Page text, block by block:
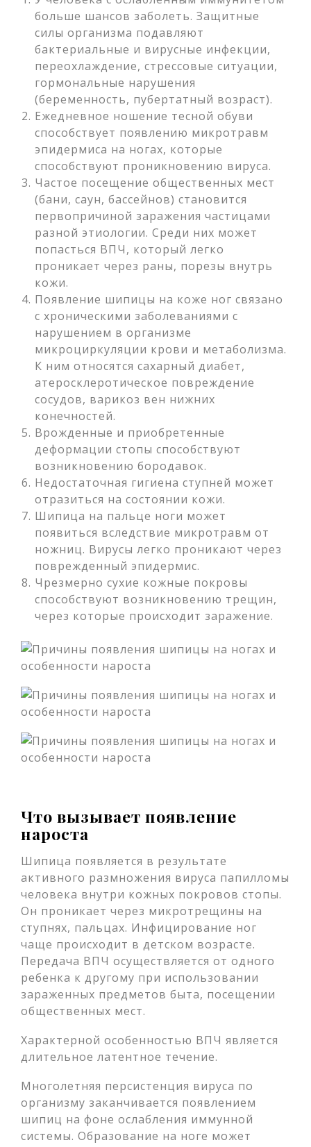
больше шансов заболеть. Защитные
силы организма подавляют
бактериальные и вирусные инфекции,
переохлаждение, стрессовые ситуации,
гормональные нарушения
(беременность, пубертатный возраст).
Ежедневное ношение тесной обуви
способствует появлению микротравм
эпидермиса на ногах, которые
способствуют проникновению вируса.
Частое посещение общественных мест
(бани, саун, бассейнов) становится
первопричиной заражения частицами
разной этиологии. Среди них может
попасться ВПЧ, который легко
проникает через раны, порезы внутрь
кожи.
Появление шипицы на коже ног связано
с хроническими заболеваниями с
нарушением в организме
микроциркуляции крови и метаболизма.
К ним относятся сахарный диабет,
атеросклеротическое повреждение
сосудов, варикоз вен нижних
конечностей.
Врожденные и приобретенные
деформации стопы способствуют
возникновению бородавок.
Недостаточная гигиена ступней может
отразиться на состоянии кожи.
Шипица на пальце ноги может
появиться вследствие микротравм от
ножниц. Вирусы легко проникают через
поврежденный эпидермис.
Чрезмерно сухие кожные покровы
способствуют возникновению трещин,
через которые происходит заражение.
Что вызывает появление
нароста
Шипица появляется в результате
активного размножения вируса папилломы
человека внутри кожных покровов стопы.
Он проникает через микротрещины на
ступнях, пальцах. Инфицирование ног
чаще происходит в детском возрасте.
Передача ВПЧ осуществляется от одного
ребенка к другому при использовании
зараженных предметов быта, посещении
общественных мест.
Характерной особенностью ВПЧ является
длительное латентное течение.
Многолетняя персистенция вируса по
организму заканчивается появлением
шипиц на фоне ослабления иммунной
системы. Образование на ноге может